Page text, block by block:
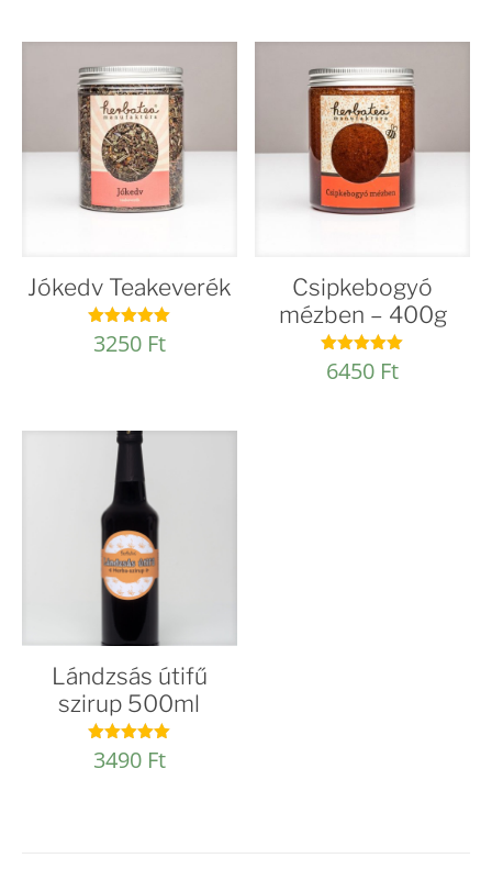
11160 Ft.
Jókedv Teakeverék
Értékelés:
5.00
3250 Ft
Csipkebogyó
mézben – 400g
Értékelés:
4.94
6450 Ft
Lándzsás útifű
szirup 500ml
Értékelés:
4.96
3490 Ft